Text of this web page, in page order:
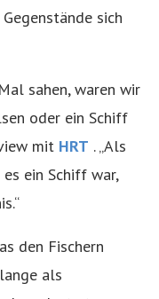
sich
sahen, waren wir
oder ein Schiff
mit HRT . „Als
ein Schiff war,
den Fischern
als